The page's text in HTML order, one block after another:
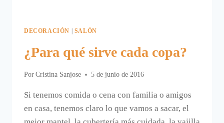
DECORACIÓN | SALÓN
¿Para qué sirve cada copa?
Por Cristina Sanjose 5 de junio de 2016
Si tenemos comida o cena con familia o amigos
en casa, tenemos claro lo que vamos a sacar, el